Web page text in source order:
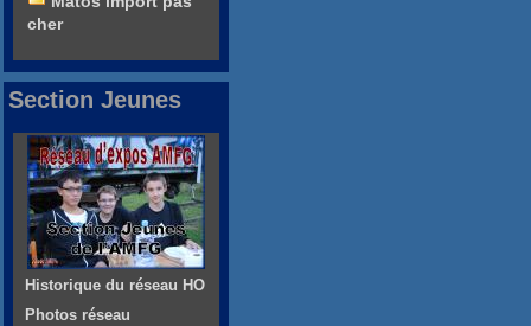
cher
Section Jeunes
Historique du réseau HO
Photos réseau